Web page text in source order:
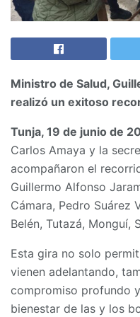
Ministro de Salud,
realizó un exitoso
Tunja, 19 de junio de
Carlos Amaya y la
acompañaron el
Guillermo Alfonso
Cámara, Pedro Suárez
Belén, Tutazá, Monguí,
Esta gira no solo
vienen adelantando,
compromiso profundo
bienestar de las y los